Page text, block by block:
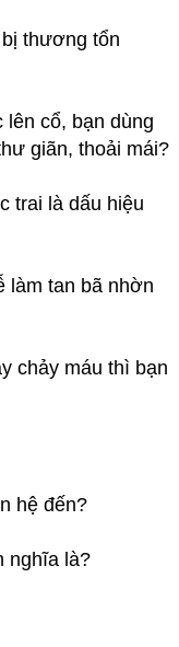
thương tổn
cổ, bạn dùng
giãn, thoải mái?
trai là dấu hiệu
làm tan bã nhờn
chảy máu thì bạn
hệ đến?
nghĩa là?